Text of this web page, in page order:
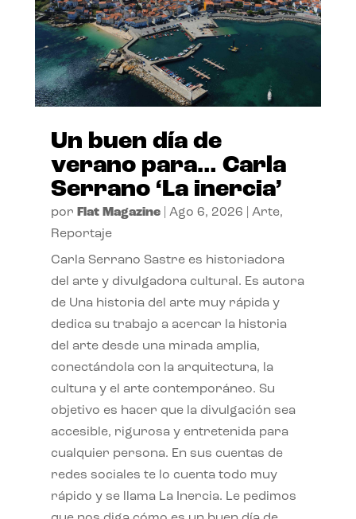
Un buen día de
verano para… Carla
Serrano ‘La inercia’
por Flat Magazine| Ago 6, 2026 Arte,
Reportaje
Carla Serrano Sastre es historiadora
del arte y divulgadora cultural. Es autora
de Una historia del arte muy rápida y
dedica su trabajo a acercar la historia
del arte desde una mirada amplia,
conectándola con la arquitectura, la
cultura y el arte contemporáneo. Su
objetivo es hacer que la divulgación sea
accesible, rigurosa y entretenida para
cualquier persona. En sus cuentas de
redes sociales te lo cuenta todo muy
rápido y se llama La Inercia. Le pedimos